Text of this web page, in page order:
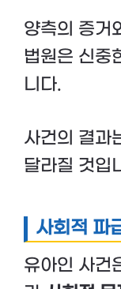
양측의 증거
법원은 신중
니다.
사건의 결과
달라질 것입
사회적 파
유아인 사건